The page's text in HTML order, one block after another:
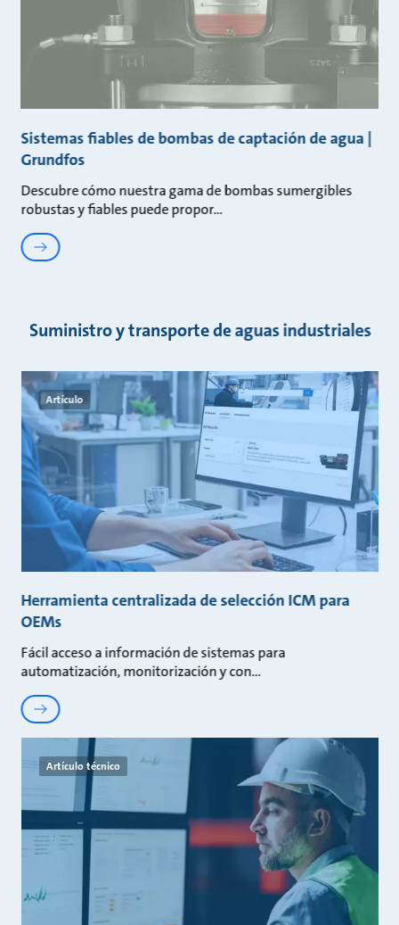
Sistemas fiables de bombas de captación de agua |
Grundfos
Descubre cómo nuestra gama de bombas sumergibles
robustas y fiables puede propor
Suministro y transporte de aguas industriales
Artículo
Herramienta centralizada de selección ICM para
OEMs
Fácil acceso a información de sistemas para
automatización, monitorización y con
Artículo técnico